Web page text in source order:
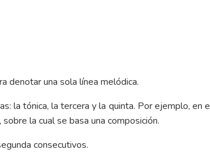
denotar una sola línea melódica.
la tónica, la tercera y la quinta. Por ejemplo, en
la cual se basa una composición.
consecutivos.